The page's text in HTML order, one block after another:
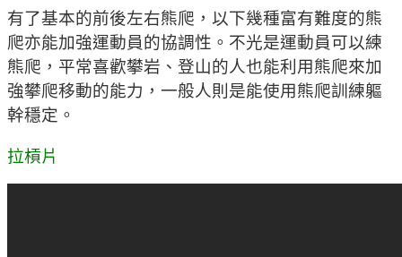
有了基本的前後左右熊爬，以下幾種富有難度的熊
爬亦能加強運動員的協調性。不光是運動員可以練
熊爬，平常喜歡攀岩、登山的人也能利用熊爬來加
強攀爬移動的能力，一般人則是能使用熊爬訓練軀
幹穩定。
拉槓片